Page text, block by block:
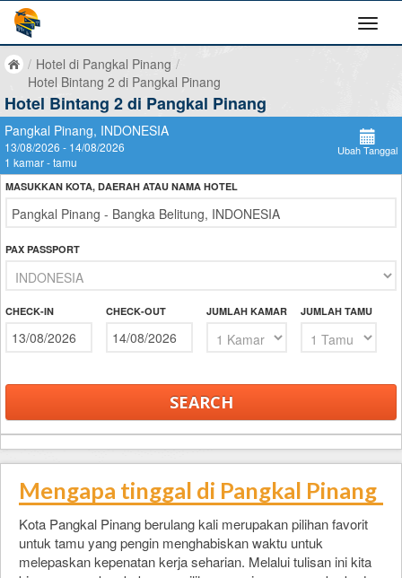
/ Hotel di Pangkal Pinang /
Hotel Bintang 2 di Pangkal Pinang
Hotel Bintang 2 di Pangkal Pinang
Pangkal Pinang, INDONESIA
13/08/2026 - 14/08/2026
1 kamar - tamu
Ubah Tanggal
MASUKKAN KOTA, DAERAH ATAU NAMA HOTEL
PAX PASSPORT
CHECK-IN CHECK-OUT JUMLAH KAMAR JUMLAH TAMU
Mengapa tinggal di Pangkal Pinang
Kota Pangkal Pinang berulang kali merupakan pilihan favorit
untuk tamu yang pengin menghabiskan waktu untuk
melepaskan kepenatan kerja seharian. Melalui tulisan ini kita